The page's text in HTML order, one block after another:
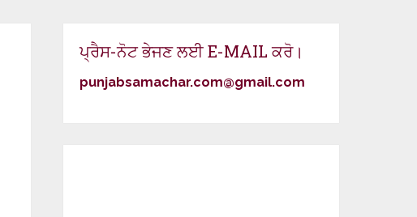
ਪ੍ਰੈਸ-ਨੋਟ ਭੇਜਣ ਲਈ E-MAIL ਕਰੋ।
punjabsamachar.com@gmail.com